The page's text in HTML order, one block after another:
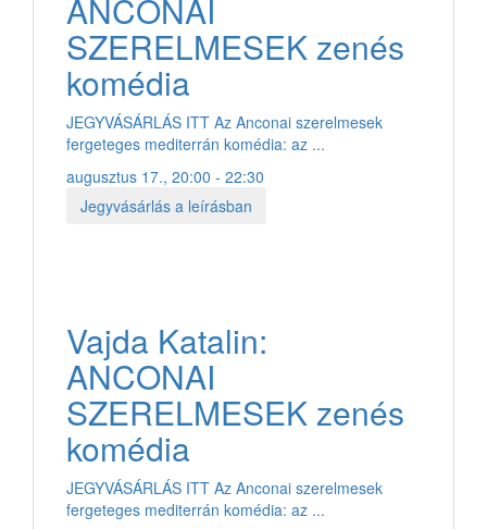
ANCONAI
SZERELMESEK zenés
komédia
JEGYVÁSÁRLÁS ITT Az Anconai szerelmesek
fergeteges mediterrán komédia: az ...
augusztus 17., 20:00 - 22:30
Jegyvásárlás a leírásban
Vajda Katalin:
ANCONAI
SZERELMESEK zenés
komédia
JEGYVÁSÁRLÁS ITT Az Anconai szerelmesek
fergeteges mediterrán komédia: az ...